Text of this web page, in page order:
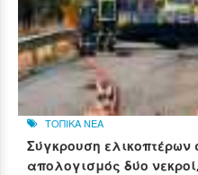
ΤΟΠΙΚΑ ΝΕΑ
Σύγκρουση ελικοπτέρων
απολογισμός δύο